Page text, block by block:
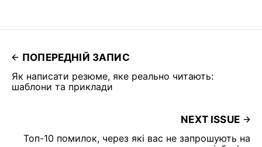
ПОПЕРЕДНІЙ ЗАПИС
Як написати резюме, яке реально читають:
шаблони та приклади
NEXT ISSUE
Топ-10 помилок, через які вас не запрошують на